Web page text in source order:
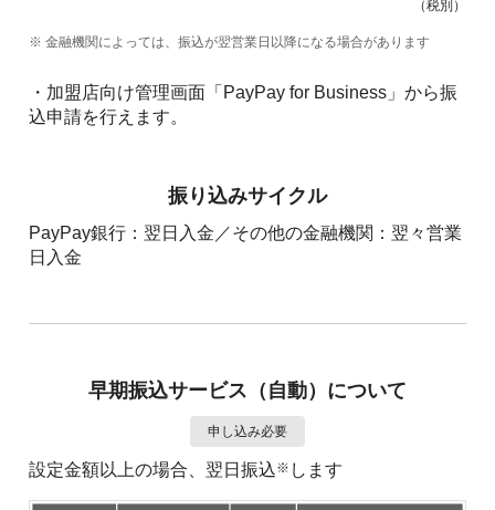
（税別）
※ 金融機関によっては、振込が翌営業日以降になる場合があります
・加盟店向け管理画面「PayPay for Business」から振
込申請を行えます。
振り込みサイクル
PayPay銀行：翌日入金／その他の金融機関：翌々営業
日入金
早期振込サービス（自動）について
申し込み必要
設定金額以上の場合、翌日振込※ します